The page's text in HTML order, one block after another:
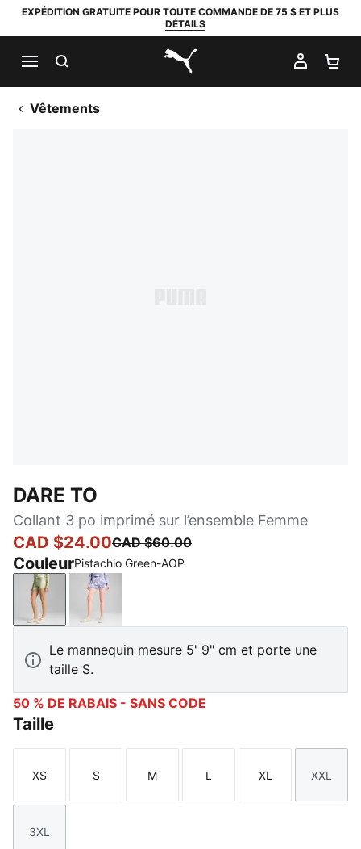
EXPÉDITION GRATUITE POUR TOUTE COMMANDE DE 75 $ ET PLUS
DÉTAILS
PUMA.com
MON
Vêtements
DARE TO
Collant 3 po imprimé sur l’ensemble Femme
CAD $24.00CAD $60.00
CouleurPistachio Green-AOP
Pistachio Green-AOP
Cool Weather-AOP
Le mannequin mesure 5' 9" cm et porte une
taille S.
50 % DE RABAIS - SANS CODE
Taille
Taille
XS
Taille
S
Taille
M
Taille
L
Taille
XL
Taille
XXL
Taille
3XL